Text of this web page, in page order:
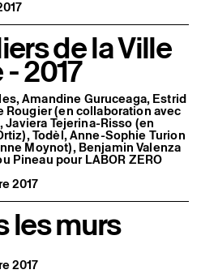
de la Ville
2017
Amandine Guruceaga, Estrid
Rougier (en collaboration avec
Javiera Tejerina-Risso (en
Todèl, Anne-Sophie Turion
Moynot), Benjamin Valenza
Pineau pour LABOR ZERO
2017
les murs
2017